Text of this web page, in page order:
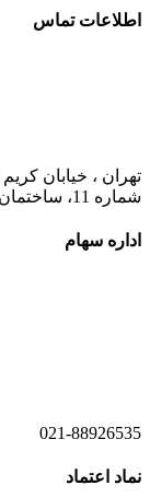
اطلاعات تماس
تهران ، خیابان
شماره 11، ساختمان شهید بهمن محمودپور
اداره سهام
021-88926535
نماد اعتماد